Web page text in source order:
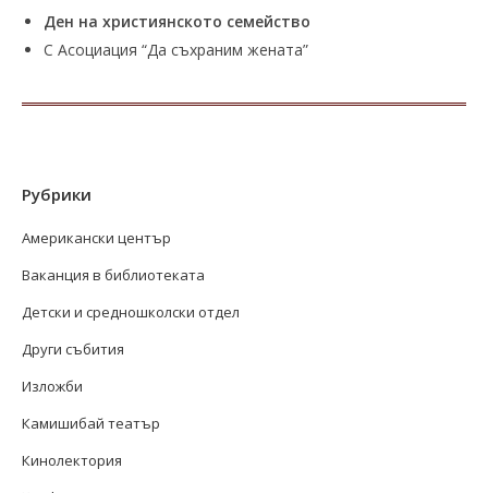
Ден на християнското семейство
С Асоциация “Да съхраним жената”
Рубрики
Американски център
Ваканция в библиотеката
Детски и средношколски отдел
Други събития
Изложби
Камишибай театър
Кинолектория